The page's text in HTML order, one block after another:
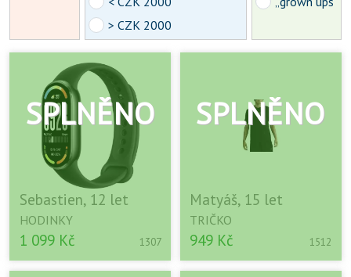
> CZK 2000
Sebastien, 12 let
HODINKY
1 099 Kč 1307
Matyáš, 15 let
TRIČKO
949 Kč 1512